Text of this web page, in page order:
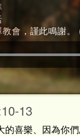
會 ，謹此鳴謝
13
的喜樂、因為你